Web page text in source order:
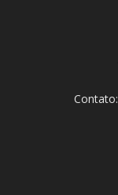
Contato: